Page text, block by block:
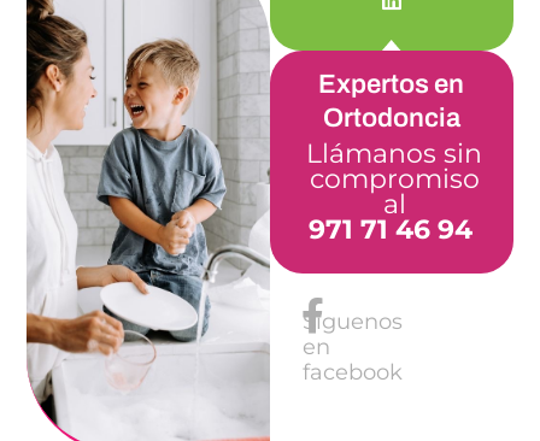
Expertos en
Ortodoncia
Llámanos sin
compromiso
al
971 71 46 94
Síguenos
en
facebook